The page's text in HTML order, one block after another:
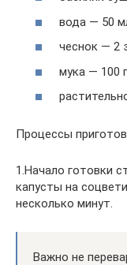
вода — 50
чеснок — 2
мука — 100
Процессы
1.Начало готовки
капусты на
несколько минут.
Важно не